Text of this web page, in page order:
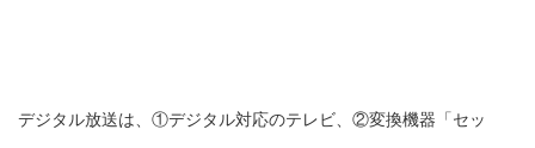
デジタル放送は、①デジタル対応のテレビ、②変換機器「セッ